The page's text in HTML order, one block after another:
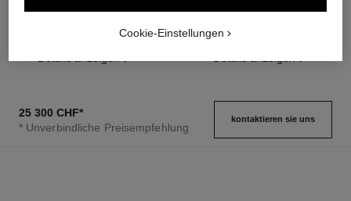
Kalbslederarmband mit
Armband.
Kalbslederarmband mit
Armband.
Ref. H6402
25 300 CHF*
* Unverbindliche Preisempfehlung
kontaktieren sie uns
Cookie-Einstellungen